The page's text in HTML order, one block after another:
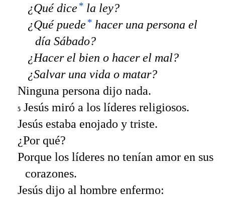
¿Qué dice * la ley?
¿Qué puede * hacer una persona el
día Sábado?
¿Hacer el bien o hacer el mal?
¿Salvar una vida o matar?
Ninguna persona dijo nada.
5 Jesús miró a los líderes religiosos.
Jesús estaba enojado y triste.
¿Por qué?
Porque los líderes no tenían amor en sus
corazones.
Jesús dijo al hombre enfermo: